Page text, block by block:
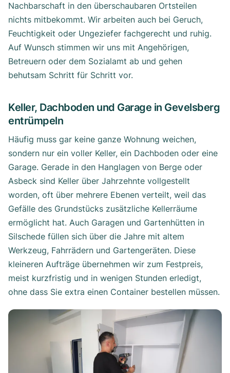
Nachbarschaft in den überschaubaren Ortsteilen
nichts mitbekommt. Wir arbeiten auch bei Geruch,
Feuchtigkeit oder Ungeziefer fachgerecht und ruhig.
Auf Wunsch stimmen wir uns mit Angehörigen,
Betreuern oder dem Sozialamt ab und gehen
behutsam Schritt für Schritt vor.
Keller, Dachboden und Garage in Gevelsberg
entrümpeln
Häufig muss gar keine ganze Wohnung weichen,
sondern nur ein voller Keller, ein Dachboden oder eine
Garage. Gerade in den Hanglagen von Berge oder
Asbeck sind Keller über Jahrzehnte vollgestellt
worden, oft über mehrere Ebenen verteilt, weil das
Gefälle des Grundstücks zusätzliche Kellerräume
ermöglicht hat. Auch Garagen und Gartenhütten in
Silschede füllen sich über die Jahre mit altem
Werkzeug, Fahrrädern und Gartengeräten. Diese
kleineren Aufträge übernehmen wir zum Festpreis,
meist kurzfristig und in wenigen Stunden erledigt,
ohne dass Sie extra einen Container bestellen müssen.